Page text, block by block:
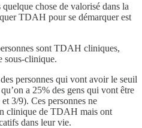
chose de valorisé dans la
TDAH pour se démarquer est
sont TDAH cliniques,
sous-clinique.
personnes qui vont avoir le seuil
a 25% des gens qui vont être
3/9). Ces personnes ne
clinique de TDAH mais ont
dans leur vie.